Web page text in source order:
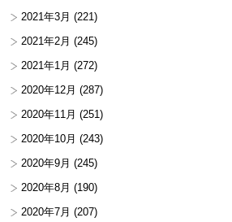
2021年3月 (221)
2021年2月 (245)
2021年1月 (272)
2020年12月 (287)
2020年11月 (251)
2020年10月 (243)
2020年9月 (245)
2020年8月 (190)
2020年7月 (207)